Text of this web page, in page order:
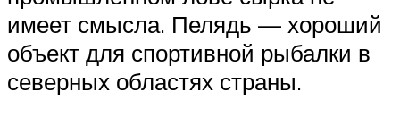
имеет смысла. Пелядь — хороший
объект для спортивной рыбалки в
северных областях страны.